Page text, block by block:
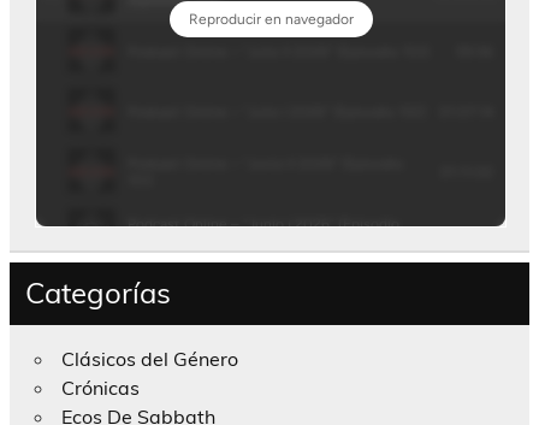
Categorías
Clásicos del Género
Crónicas
Ecos De Sabbath